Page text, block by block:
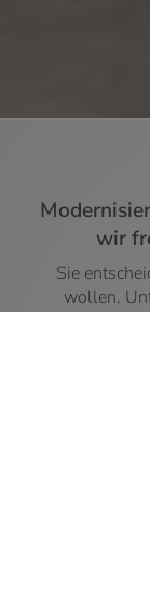
wir
Sie
wollen.